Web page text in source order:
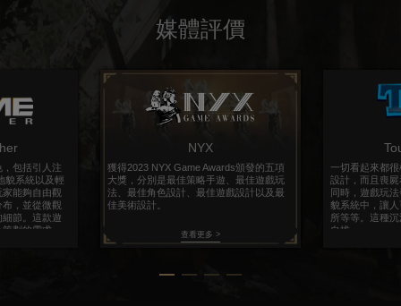
媒體評價
包括引人注
貌系統以及輕
能夠自由觀
，並從微觀
節。這款遊
劃的需求。
NYX
獲得2023 NYX Game Awards頒發的五項
大獎，分別是最佳策略手遊、最佳遊戲玩
法、最佳角色設計、最佳遊戲設計以及最
佳美術設計。
查看更多 >
一切看起來都
設計，而且喪
同時，遊戲玩
貌系統中，讓
所等等。這種
自拔。